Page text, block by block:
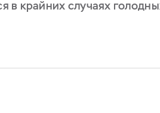
в крайних случаях